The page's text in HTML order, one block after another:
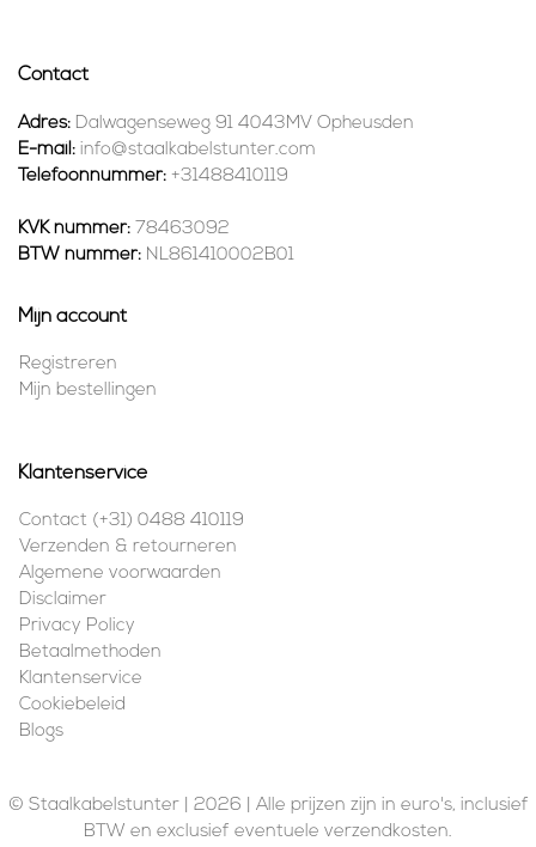
Contact
Adres: Dalwagenseweg 91 4043MV Opheusden
E-mail: info@staalkabelstunter.com
Telefoonnummer: +31488410119
KVK nummer: 78463092
BTW nummer: NL861410002B01
Mijn account
Registreren
Mijn bestellingen
Klantenservice
Contact (+31) 0488 410119
Verzenden & retourneren
Algemene voorwaarden
Disclaimer
Privacy Policy
Betaalmethoden
Klantenservice
Cookiebeleid
Blogs
© Staalkabelstunter | 2026 | Alle prijzen zijn in euro's, inclusief
BTW en exclusief eventuele verzendkosten.